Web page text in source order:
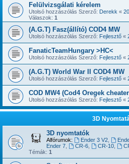
Felülvizsgálati kérelem
Utolsó hozzászólás Szerző: Derekk «
Válaszok: 1
(A.G.T) Fasz(állító) COD4 MW
Utolsó hozzászólás Szerző: Fejlesztő «
FanaticTeamHungary >HC<
Utolsó hozzászólás Szerző: Fejlesztő «
(A.G.T) World War II COD4 MW
Utolsó hozzászólás Szerző: Fejlesztő «
COD MW4 (Cod4 Oregek
Utolsó hozzászólás Szerző: Fejlesztő «
3D
3D nyomtatók
Alfórumok: Ender 3 V2,
Ender 7
CR-6, CR-10,
Témák: 1